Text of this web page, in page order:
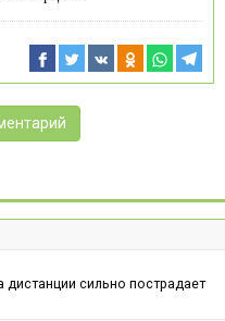
сильно пострадает